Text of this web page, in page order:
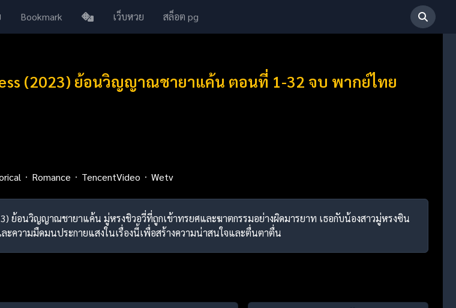
Bookmark เว็บหวย สล็อต pg
(2023) ย้อนวิญญาณชายาแค้น ตอนที่ 1-32 จบ พากย์ไทย
Romance TencentVideo Wetv
ย้อนวิญญาณชายาแค้น มู่หรงชิวอวี่ที่ถูกเข้าทรยศและฆาตกรรมอย่างผิดมารยาท เธอกับน้องสาวมู่หรงซิน
ะความมืดมนประกายแสงในเรื่องนี้เพื่อสร้างความน่าสนใจและตื่นตาตื่น